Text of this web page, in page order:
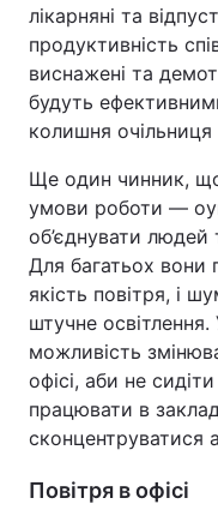
лікарняні та
продуктивність
виснажені та
будуть
колишня
Ще один чинник,
умови роботи —
об’єднувати людей
Для багатьох вони
якість повітря, і
штучне освітлення.
можливість
офісі, аби не
працювати в
сконцентруватися
Повітря в офісі